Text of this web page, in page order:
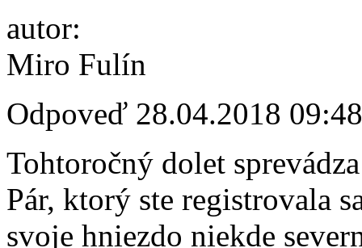
autor:
Miro Fulín
Odpoveď 28.04.2018 09:48
Tohtoročný dolet
Pár, ktorý ste registrovala
svoje hniezdo niekde